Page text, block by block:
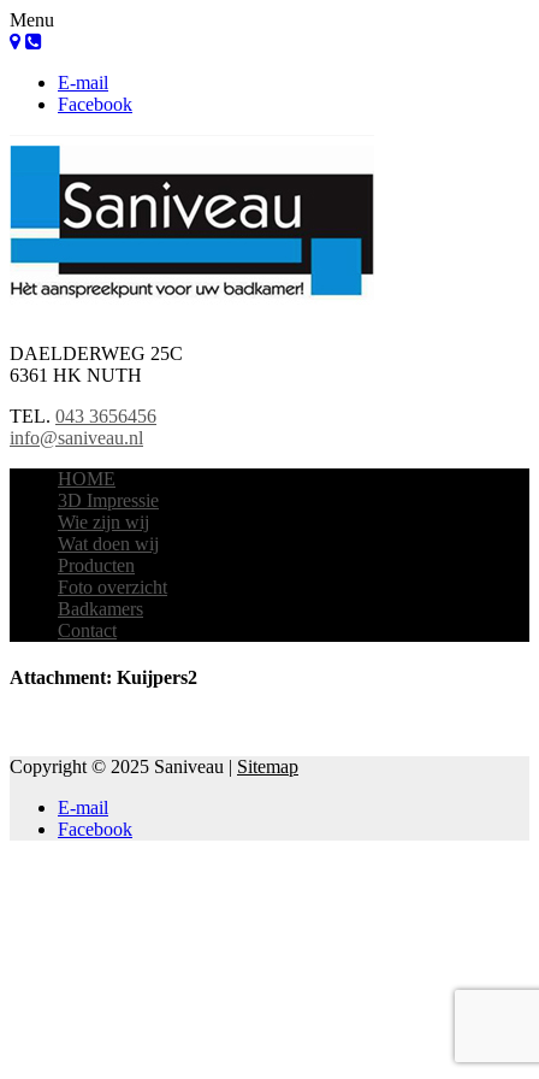
Menu
E-mail
Facebook
DAELDERWEG 25C
6361 HK NUTH
TEL. 043 3656456
info@saniveau.nl
HOME
3D Impressie
Wie zijn wij
Wat doen wij
Producten
Foto overzicht
Badkamers
Contact
Attachment: Kuijpers2
Copyright © 2025 Saniveau | Sitemap
E-mail
Facebook